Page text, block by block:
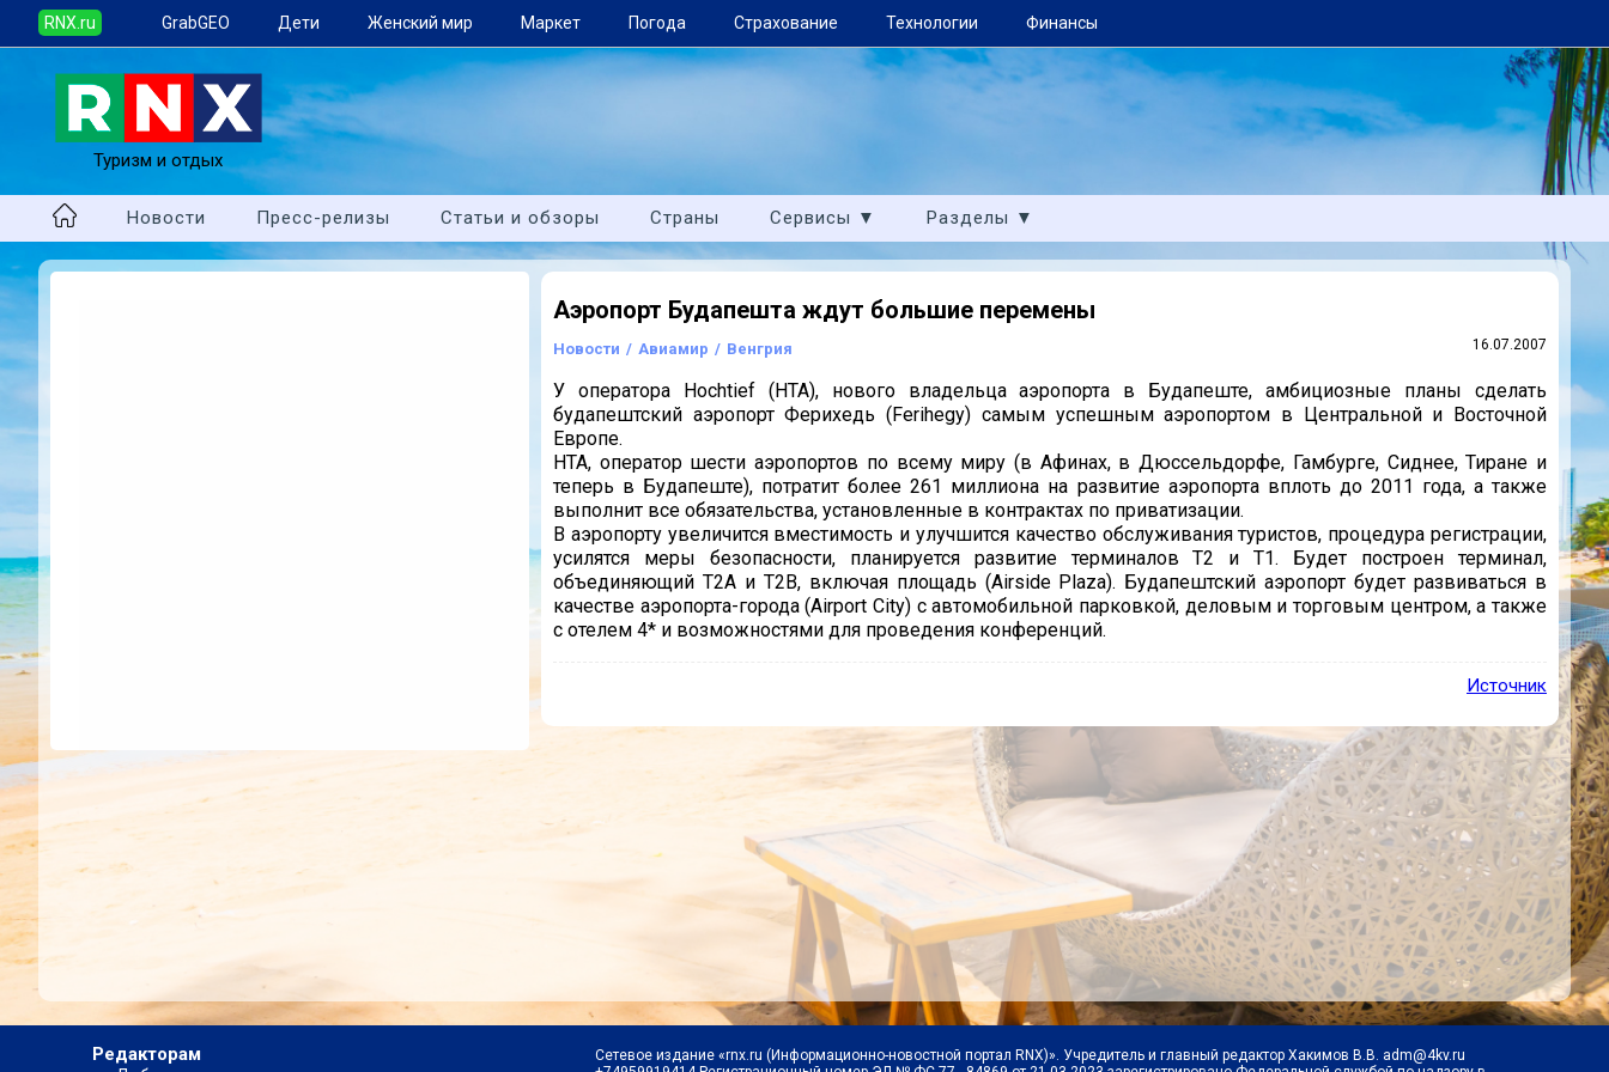
RNX.ru GrabGEO Дети Женский мир Маркет Погода Страхование Технологии Финансы
Туризм и отдых
Новости Пресс-релизы Статьи и обзоры Страны Сервисы ▼ Разделы ▼
Аэропорт Будапешта ждут большие перемены
16.07.2007
Новости / Авиамир / Венгрия
У оператора Hochtief (HTA), нового владельца аэропорта в Будапеште, амбициозные планы сделать
будапештский аэропорт Ферихедь (Ferihegy) самым успешным аэропортом в Центральной и Восточной
Европе.
HTA, оператор шести аэропортов по всему миру (в Афинах, в Дюссельдорфе, Гамбурге, Сиднее, Тиране и
теперь в Будапеште), потратит более 261 миллиона на развитие аэропорта вплоть до 2011 года, а также
выполнит все обязательства, установленные в контрактах по приватизации.
В аэропорту увеличится вместимость и улучшится качество обслуживания туристов, процедура регистрации,
усилятся меры безопасности, планируется развитие терминалов T2 и T1. Будет построен терминал,
объединяющий T2A и T2B, включая площадь (Airside Plaza). Будапештский аэропорт будет развиваться в
качестве аэропорта-города (Airport City) с автомобильной парковкой, деловым и торговым центром, а также
с отелем 4* и возможностями для проведения конференций.
Источник
Редакторам
Сетевое издание «rnx.ru (Информационно-новостной портал RNX)». Учредитель и главный редактор Хакимов В.В. adm@4kv.ru